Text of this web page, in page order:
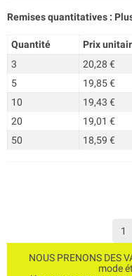
Remises quantitatives :
Quantité Prix
3
20,28 €
5
19,85 €
10
19,43 €
20
19,01 €
50
18,59 €
NOUS PRENONS DES
mode